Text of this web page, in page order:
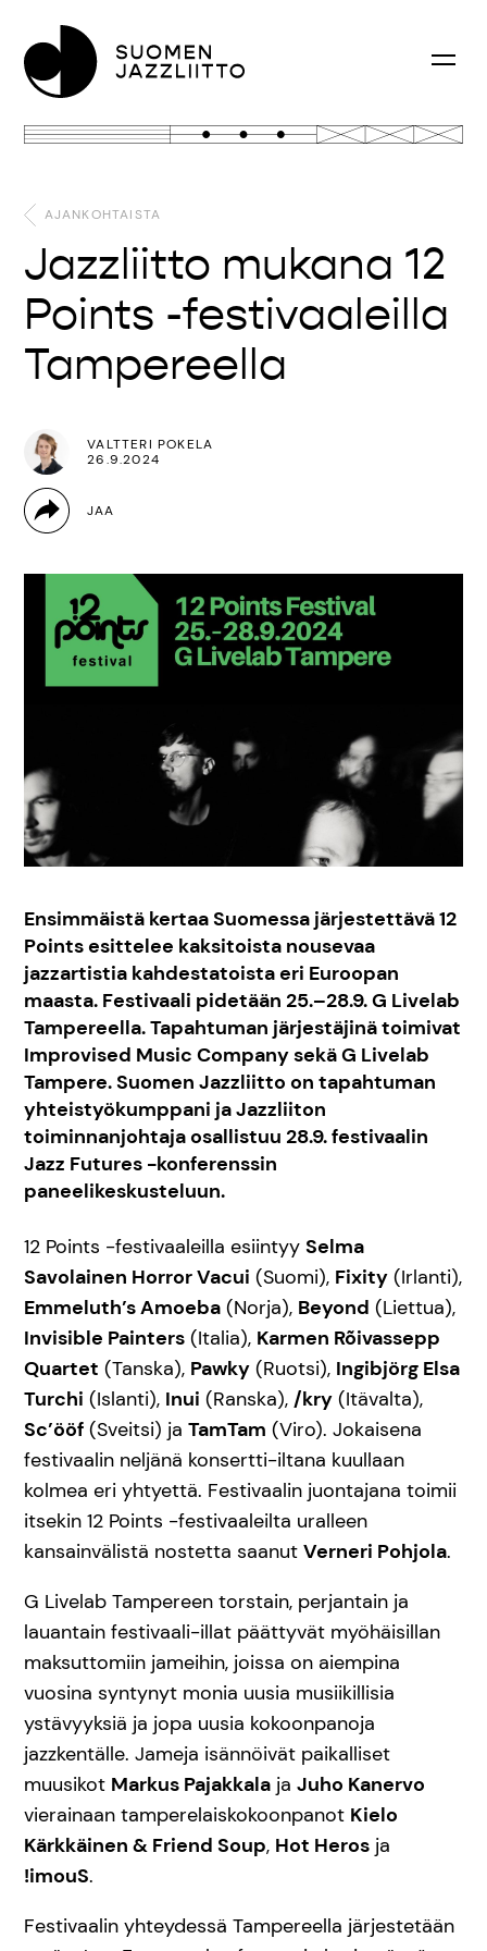
AJANKOHTAISTA
Jazzliitto mukana 12
Points -festivaaleilla
Tampereella
VALTTERI POKELA
26.9.2024
Ensimmäistä kertaa Suomessa järjestettävä 12
Points esittelee kaksitoista nousevaa
jazzartistia kahdestatoista eri Euroopan
maasta. Festivaali pidetään 25.–28.9. G Livelab
Tampereella. Tapahtuman järjestäjinä toimivat
Improvised Music Company sekä G Livelab
Tampere. Suomen Jazzliitto on tapahtuman
yhteistyökumppani ja Jazzliiton
toiminnanjohtaja osallistuu 28.9. festivaalin
Jazz Futures -konferenssin
paneelikeskusteluun.
12 Points -festivaaleilla esiintyy Selma
Savolainen Horror Vacui (Suomi), Fixity (Irlanti),
Emmeluth’s Amoeba (Norja), Beyond (Liettua),
Invisible Painters (Italia), Karmen Rõivassepp
Quartet (Tanska), Pawky (Ruotsi), Ingibjörg Elsa
Turchi (Islanti), Inui (Ranska), /kry (Itävalta),
Sc’ööf (Sveitsi) ja TamTam (Viro). Jokaisena
festivaalin neljänä konsertti-iltana kuullaan
kolmea eri yhtyettä. Festivaalin juontajana toimii
itsekin 12 Points -festivaaleilta uralleen
kansainvälistä nostetta saanut Verneri Pohjola.
G Livelab Tampereen torstain, perjantain ja
lauantain festivaali-illat päättyvät myöhäisillan
maksuttomiin jameihin, joissa on aiempina
vuosina syntynyt monia uusia musiikillisia
ystävyyksiä ja jopa uusia kokoonpanoja
jazzkentälle. Jameja isännöivät paikalliset
muusikot Markus Pajakkala ja Juho Kanervo
vierainaan tamperelaiskokoonpanot Kielo
Kärkkäinen & Friend Soup, Hot Heros ja
!imouS.
Festivaalin yhteydessä Tampereella järjestetään